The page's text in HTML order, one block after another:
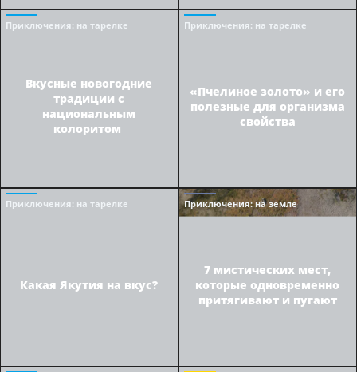
Приключения: на тарелке
Вкусные новогодние
традиции с
национальным
колоритом
Приключения: на тарелке
«Пчелиное золото» и его
полезные для организма
свойства
Приключения: на тарелке
Какая Якутия на вкус?
Приключения: на земле
7 мистических мест,
которые одновременно
притягивают и пугают